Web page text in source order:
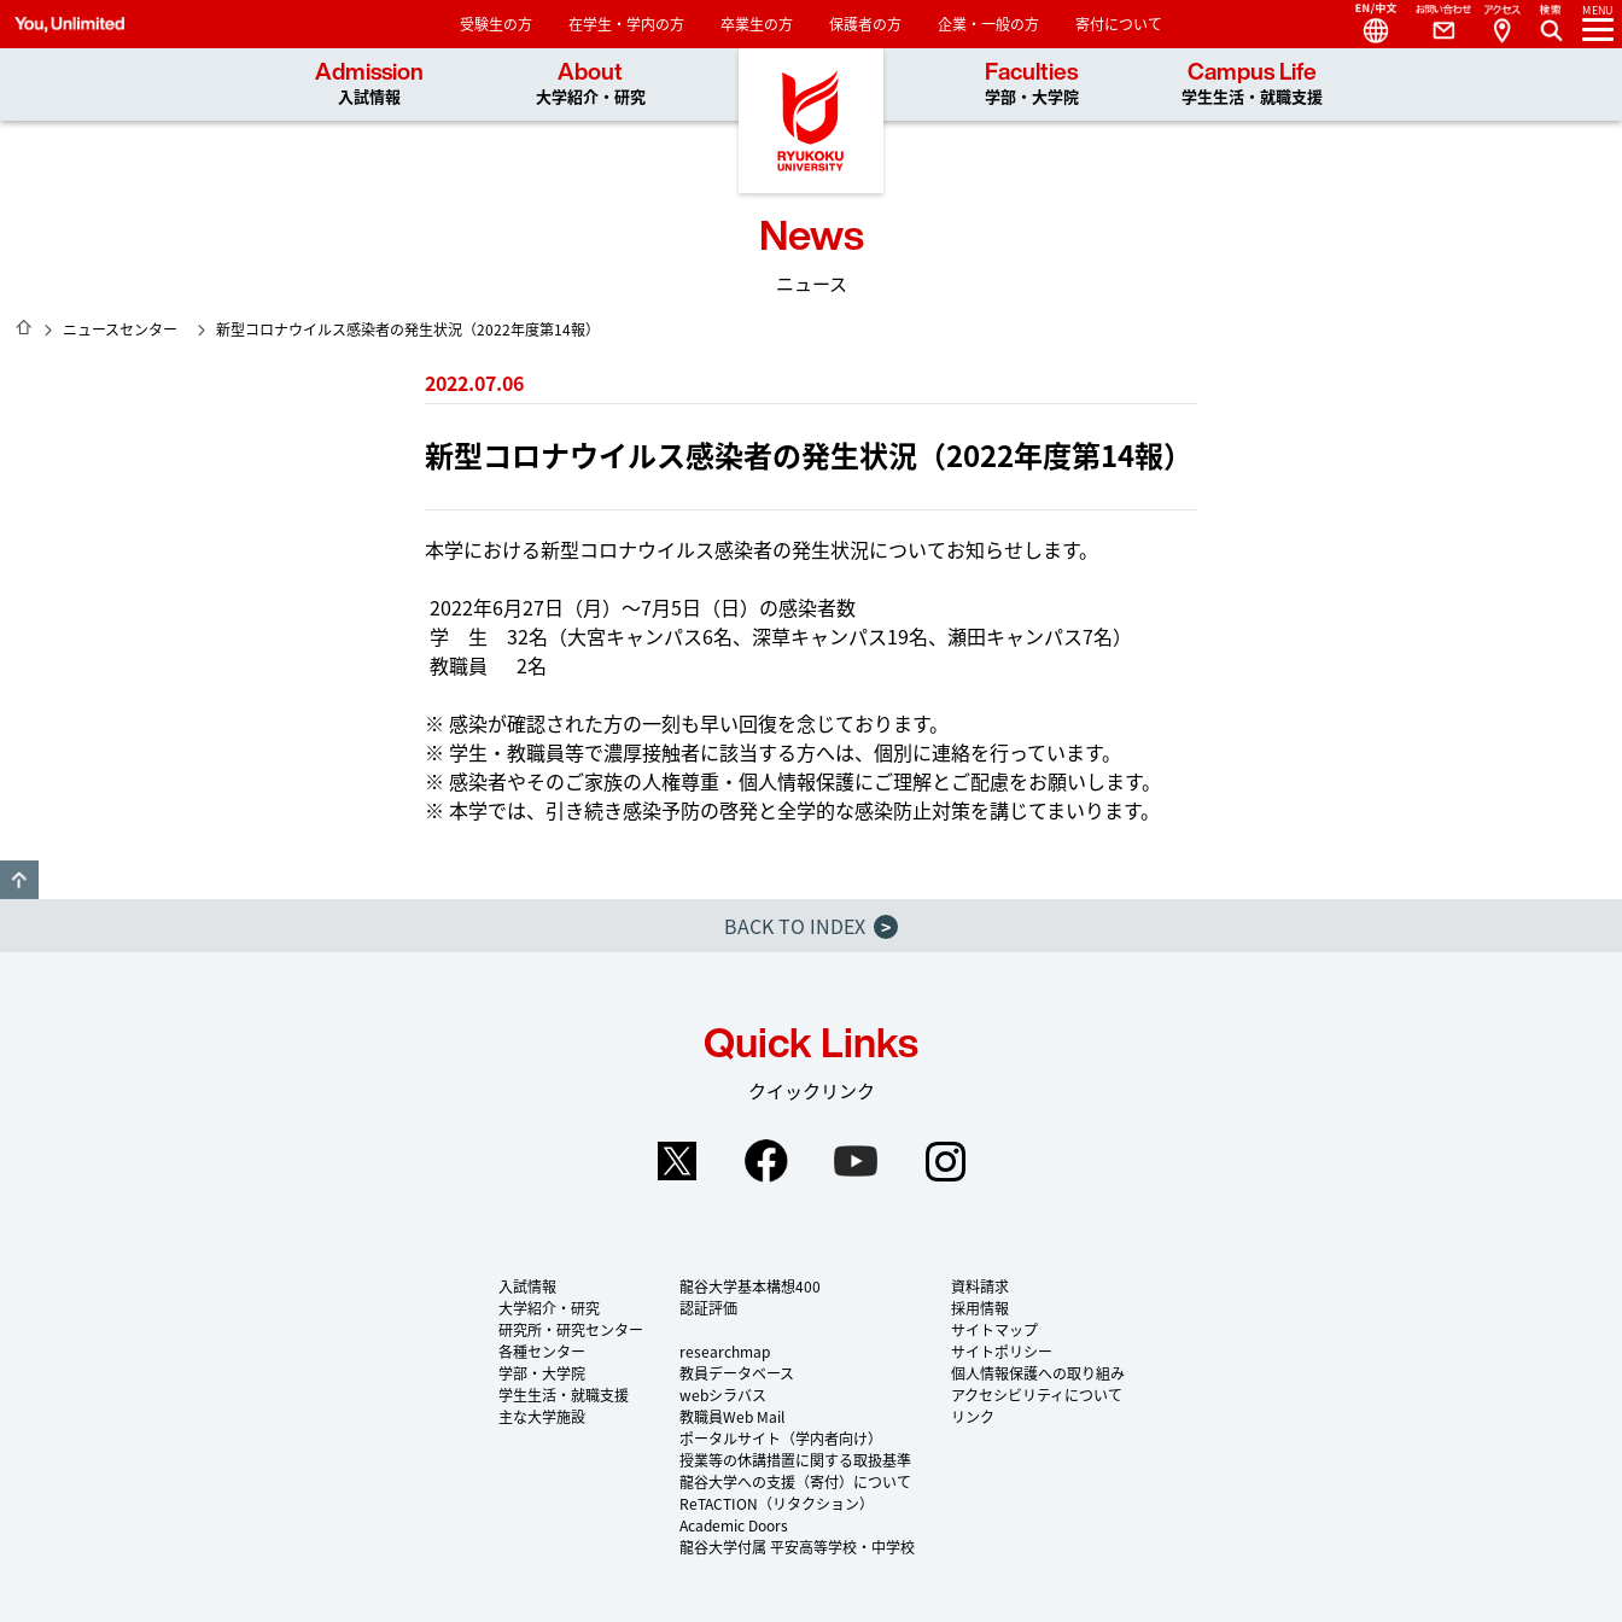
龍谷大学 You, Unlimited
受験生の方 在学生・学内の方 卒業生の方 保護者の方 企業・一般の方 寄付について
Admission
入試情報
About
大学紹介・研究
Faculties
学部・大学院
Campus Life
学生生活・就職支援
MENU
Access
Contact
Language
News
ニュース
HOME
ニュースセンター 新型コロナウイルス感染者の発生状況（2022年度第14報）
2022.07.06
新型コロナウイルス感染者の発生状況（2022年度第14報）
本学における新型コロナウイルス感染者の発生状況についてお知らせします。
2022年6月27日（月）～7月5日（日）の感染者数
学 生 32名（大宮キャンパス6名、深草キャンパス19名、瀬田キャンパス7名）
教職員 2名
※ 感染が確認された方の一刻も早い回復を念じております。
※ 学生・教職員等で濃厚接触者に該当する方へは、個別に連絡を行っています。
※ 感染者やそのご家族の人権尊重・個人情報保護にご理解とご配慮をお願いします。
※ 本学では、引き続き感染予防の啓発と全学的な感染防止対策を講じてまいります。
BACK TO INDEX
>
Quick Links
クイックリンク
Twitter FacebookYouTube
入試情報
大学紹介・研究
研究所・研究センター
各種センター
学部・大学院
学生生活・就職支援
主な大学施設
龍谷大学基本構想400
認証評価
researchmap
教員データベース
webシラバス
教職員Web Mail
ポータルサイト（学内者向け）
授業等の休講措置に関する取扱基準
龍谷大学への支援（寄付）について
ReTACTION（リタクション）
Academic Doors
龍谷大学付属 平安高等学校・中学校
資料請求
採用情報
サイトマップ
サイトポリシー
個人情報保護への取り組み
アクセシビリティについて
リンク